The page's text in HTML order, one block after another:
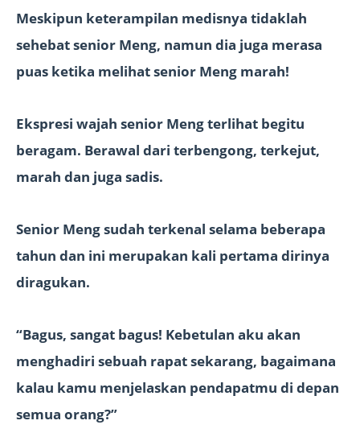
Meskipun keterampilan medisnya tidaklah
sehebat senior Meng, namun dia juga merasa
puas ketika melihat senior Meng marah!
Ekspresi wajah senior Meng terlihat begitu
beragam. Berawal dari terbengong, terkejut,
marah dan juga sadis.
Senior Meng sudah terkenal selama beberapa
tahun dan ini merupakan kali pertama dirinya
diragukan.
“Bagus, sangat bagus! Kebetulan aku akan
menghadiri sebuah rapat sekarang, bagaimana
kalau kamu menjelaskan pendapatmu di depan
semua orang?”